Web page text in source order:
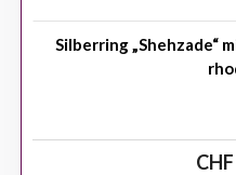
Silberring „Shehzade“
CHF